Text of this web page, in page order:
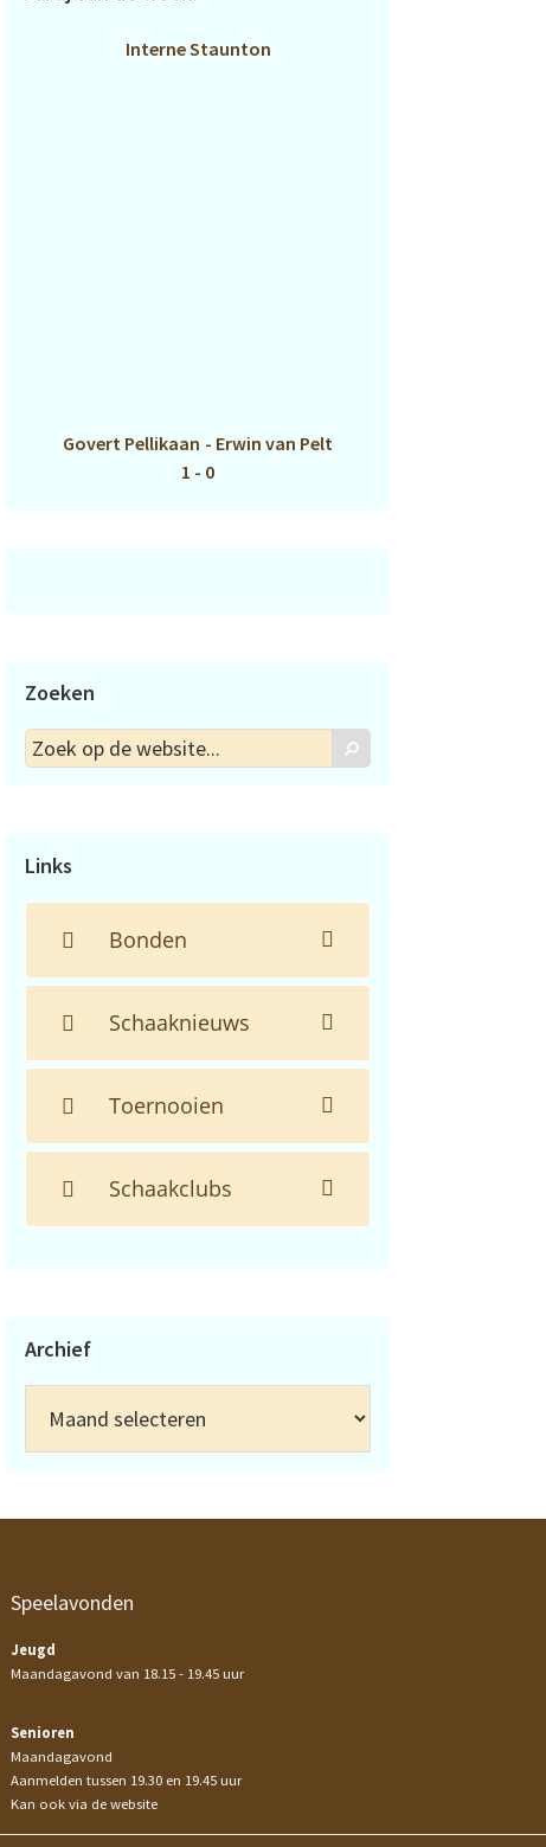
Interne Staunton
Govert Pellikaan - Erwin van Pelt
1 - 0
Zoeken
Zoek
op
Zoek
Links
Bonden
Schaaknieuws
Toernooien
Schaakclubs
Archief
Speelavonden
Jeugd
Maandagavond van 18.15 - 19.45 uur
Senioren
Maandagavond
Aanmelden tussen 19.30 en 19.45 uur
Kan ook via de website